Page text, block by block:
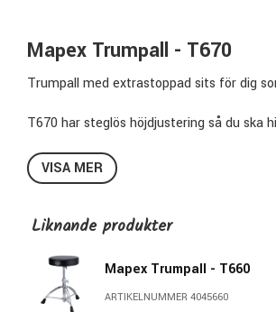
Mapex Trumpall - T670
Trumpall med extrastoppad sits för dig
T670 har steglös höjdjustering så du
Specifikationer T-670:
Sits:
Rund
Ytskikt:Vinyl
Diameter:
Tjocklek:
4" (102mm)
Höjdjustering:Steglös
VISA MER
Liknande produkter
Mapex Trumpall - T660
ARTIKELNUMMER 4045660